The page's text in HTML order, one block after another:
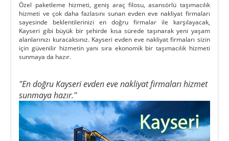
Özel paketleme hizmeti, geniş araç filosu, asansörlü taşımacılık
hizmeti ve çok daha fazlasını sunan evden eve nakliyat firmaları
sayesinde beklentilerinizi en doğru firmalar ile karşılayacak,
Kayseri gibi büyük bir şehirde kısa sürede taşınarak yeni yaşam
alanlarınızı kuracaksınız. Kayseri evden eve nakliyat firmaları sizin
için güvenilir hizmetin yanı sıra ekonomik bir taşımacılık hizmeti
sunmaya da hazır.
"En doğru Kayseri evden eve nakliyat firmaları hizmet
sunmaya hazır."